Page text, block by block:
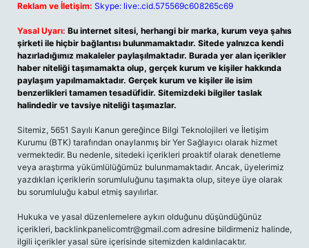
Reklam ve İletişim: Skype: live:.cid.575569c608265c69
Yasal Uyarı: Bu internet sitesi, herhangi bir marka, kurum veya şahıs
şirketi ile hiçbir bağlantısı bulunmamaktadır. Sitede yalnızca kendi
hazırladığımız makaleler paylaşılmaktadır. Burada yer alan içerikler
haber niteliği taşımamakta olup, gerçek kurum ve kişiler hakkında
paylaşım yapılmamaktadır. Gerçek kurum ve kişiler ile isim
benzerlikleri tamamen tesadüfidir. Sitemizdeki bilgiler taslak
halindedir ve tavsiye niteliği taşımazlar.
Sitemiz, 5651 Sayılı Kanun gereğince Bilgi Teknolojileri ve İletişim
Kurumu (BTK) tarafından onaylanmış bir Yer Sağlayıcı olarak hizmet
vermektedir. Bu nedenle, sitedeki içerikleri proaktif olarak denetleme
veya araştırma yükümlülüğümüz bulunmamaktadır. Ancak, üyelerimiz
yazdıkları içeriklerin sorumluluğunu taşımakta olup, siteye üye olarak
bu sorumluluğu kabul etmiş sayılırlar.
Hukuka ve yasal düzenlemelere aykırı olduğunu düşündüğünüz
içerikleri, backlinkpanelicomtr@gmail.com adresine bildirmeniz halinde,
ilgili içerikler yasal süre içerisinde sitemizden kaldırılacaktır.